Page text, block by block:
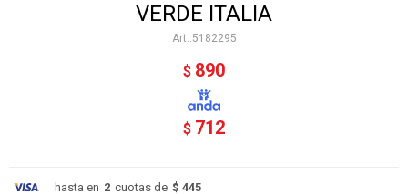
VERDE ITALIA
5182295
$ 890
$ 712
hasta en 2 cuotas de $ 445